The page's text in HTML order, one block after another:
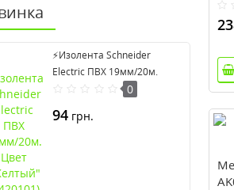
⚡Изолента Schneider
Electric ПВХ 19мм/20м.
Цвет "Желтый" (2420101)
0
94 грн.